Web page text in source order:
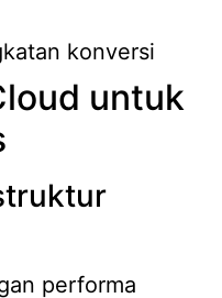
konversi
untuk
performa